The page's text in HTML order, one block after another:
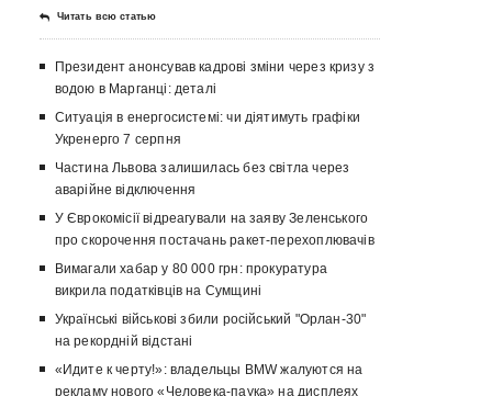
Читать всю статью
Президент анонсував кадрові зміни через кризу з
водою в Марганці: деталі
Ситуація в енергосистемі: чи діятимуть графіки
Укренерго 7 серпня
Частина Львова залишилась без світла через
аварійне відключення
У Єврокомісії відреагували на заяву Зеленського
про скорочення постачань ракет-перехоплювачів
Вимагали хабар у 80 000 грн: прокуратура
викрила податківців на Сумщині
Українські військові збили російський "Орлан-30"
на рекордній відстані
«Идите к черту!»: владельцы BMW жалуются на
рекламу нового «Человека-паука» на дисплеях